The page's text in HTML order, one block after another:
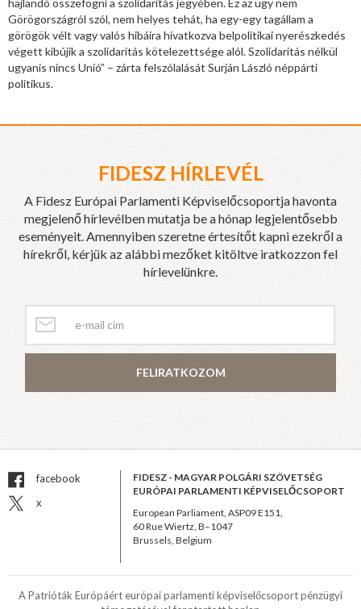
hajlandó összefogni a szolidaritás jegyében. Ez az ügy nem
Görögországról szól, nem helyes tehát, ha egy-egy tagállam a
görögök vélt vagy valós hibáira hivatkozva belpolitikai nyerészkedés
végett kibújik a szolidaritás kötelezettsége alól. Szolidaritás nélkül
ugyanis nincs Unió” – zárta felszólalását Surján László néppárti
politikus.
FIDESZ HÍRLEVÉL
A Fidesz Európai Parlamenti Képviselőcsoportja havonta
megjelenő hírlevélben mutatja be a hónap legjelentősebb
eseményeit. Amennyiben szeretne értesítőt kapni ezekről a
hírekről, kérjük az alábbi mezőket kitöltve iratkozzon fel
hírlevelünkre.
FELIRATKOZOM
facebook
x
FIDESZ - MAGYAR POLGÁRI SZÖVETSÉG
EURÓPAI PARLAMENTI KÉPVISELŐCSOPORT
European Parliament, ASP09 E151,
60 Rue Wiertz, B–1047
Brussels, Belgium
A Patrióták Európáért európai parlamenti képviselőcsoport pénzügyi